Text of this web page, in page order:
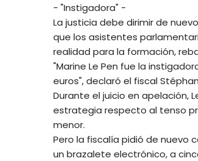
- "Instigadora" -
La justicia debe dirimir de
que los asistentes
realidad para la formación,
"Marine Le Pen fue la
euros", declaró el fiscal
Durante el juicio en apelación,
estrategia respecto al tenso
menor.
Pero la fiscalía pidió de nuevo
un brazalete electrónico, a